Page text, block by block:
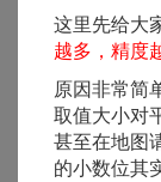
这里先给大
越多，精度
原因非常简
取值大小对
甚至在地图
的小数位其